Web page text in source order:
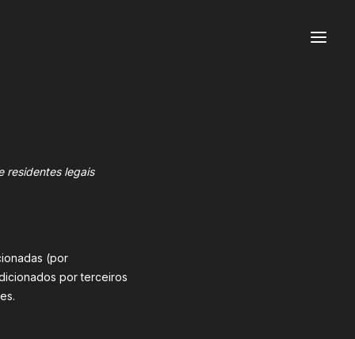
residentes legais
(por
por terceiros